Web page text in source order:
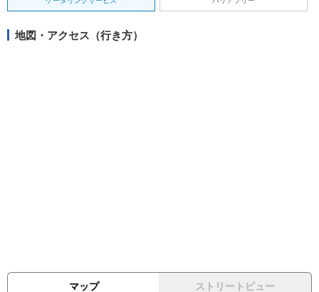
地図・アクセス（行き方）
マップ ストリートビュー